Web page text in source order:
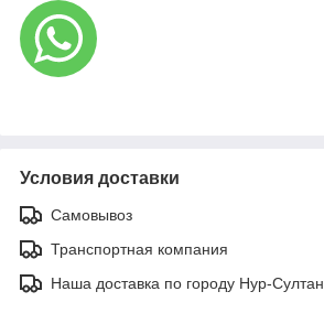
Условия доставки
Самовывоз
Транспортная компания
Наша доставка по городу Нур-Султан